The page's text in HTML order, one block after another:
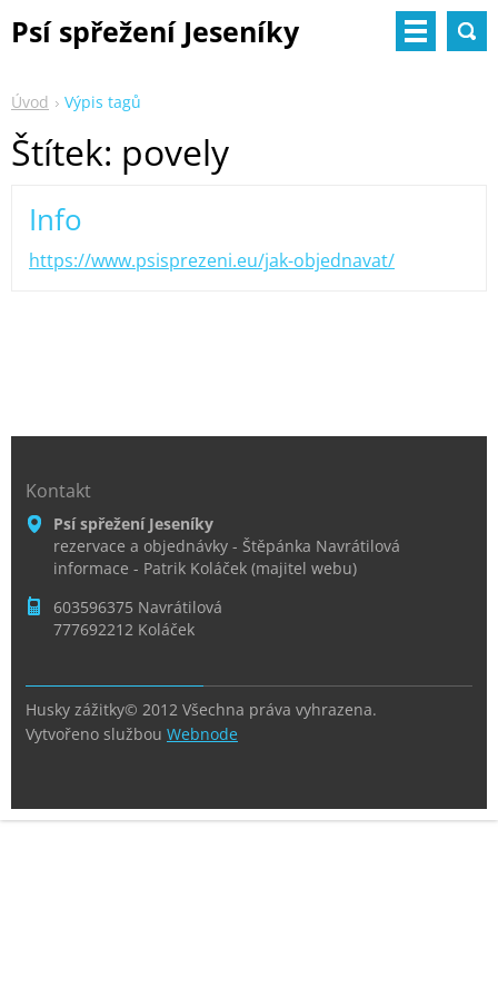
Psí spřežení Jeseníky
Úvod Výpis tagů
Štítek: povely
Info
https://www.psisprezeni.eu/jak-objednavat/
Kontakt
Psí spřežení Jeseníky
rezervace a objednávky - Štěpánka Navrátilová
informace - Patrik Koláček (majitel webu)
603596375 Navrátilová
777692212 Koláček
Husky zážitky© 2012 Všechna práva vyhrazena.
Vytvořeno službou Webnode